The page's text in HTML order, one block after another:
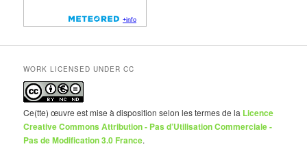
WORK LICENSED UNDER CC
Ce(tte) œuvre est mise à disposition selon les termes de la Licence
Creative Commons Attribution - Pas d’Utilisation Commerciale -
Pas de Modification 3.0 France.